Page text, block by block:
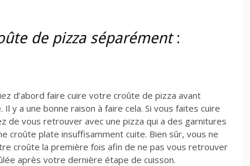
de pizza séparément:
d’abord faire cuire votre croûte de pizza avant
y a une bonne raison à faire cela. Si vous faites cuire
de vous retrouver avec une pizza qui a des garnitures
croûte plate insuffisamment cuite. Bien sûr, vous ne
croûte la première fois afin de ne pas vous retrouver
après votre dernière étape de cuisson.